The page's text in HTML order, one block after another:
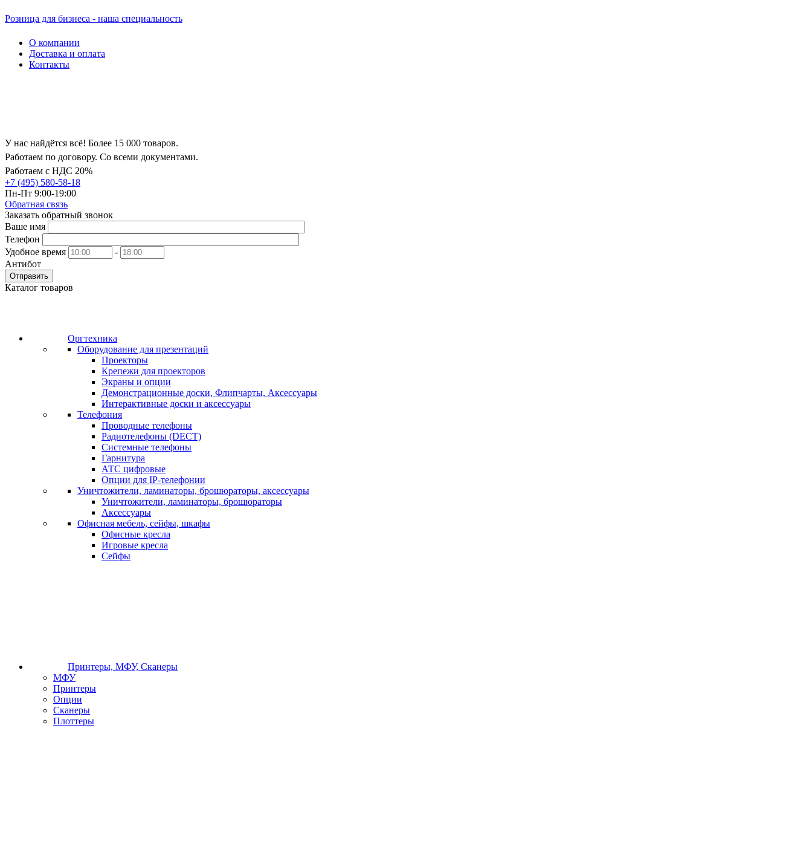
Розница для бизнеса - наша специальность
О компании
Доставка и оплата
Контакты
У нас найдётся всё! Более 15 000 товаров.
Работаем по договору. Со всеми документами.
Работаем с НДС 20%
+7 (495) 580-58-18
Пн-Пт 9:00-19:00
Обратная связь
Заказать обратный звонок
Ваше имя
Телефон
Удобное время
-
Антибот
Отправить
Каталог товаров
Оргтехника
Оборудование для презентаций
Проекторы
Крепежи для проекторов
Экраны и опции
Демонстрационные доски, Флипчарты, Аксессуары
Интерактивные доски и аксессуары
Телефония
Проводные телефоны
Радиотелефоны (DECT)
Системные телефоны
Гарнитура
АТС цифровые
Опции для IP-телефонии
Уничтожители, ламинаторы, брошюраторы, аксессуары
Уничтожители, ламинаторы, брошюраторы
Аксессуары
Офисная мебель, сейфы, шкафы
Офисные кресла
Игровые кресла
Сейфы
Принтеры, МФУ, Сканеры
МФУ
Принтеры
Опции
Сканеры
Плоттеры